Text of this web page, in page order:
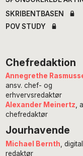
SKRIBENTBASEN
POV STUDY
Chefredaktion
Annegrethe
ansv. chef- og
erhvervsredaktør
Alexander Meinertz,
chefredaktør
Jourhavende
Michael Bernth , digital
redaktør